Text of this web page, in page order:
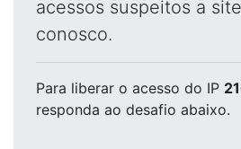
acessos suspeitos a
conosco.
Para liberar o acesso do IP
responda ao desafio abaixo.